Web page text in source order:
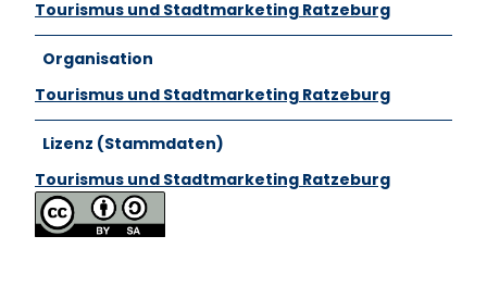
Tourismus und Stadtmarketing Ratzeburg
Organisation
Tourismus und Stadtmarketing Ratzeburg
Lizenz (Stammdaten)
Tourismus und Stadtmarketing Ratzeburg